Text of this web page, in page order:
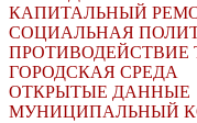
КАПИТАЛЬНЫЙ
СОЦИАЛЬНАЯ
ПРОТИВОДЕЙСТВИЕ
ГОРОДСКАЯ СРЕДА
ОТКРЫТЫЕ ДАННЫЕ
МУНИЦИПАЛЬНЫЙ